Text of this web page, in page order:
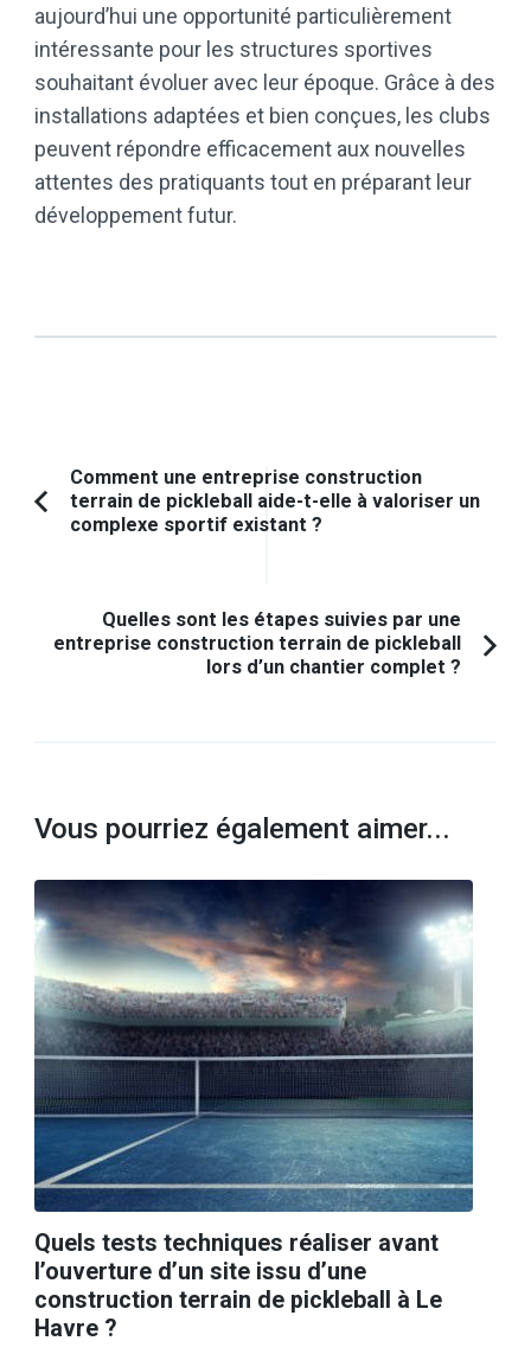
aujourd’hui une opportunité particulièrement
intéressante pour les structures sportives
souhaitant évoluer avec leur époque. Grâce à des
installations adaptées et bien conçues, les clubs
peuvent répondre efficacement aux nouvelles
attentes des pratiquants tout en préparant leur
développement futur.
Navigation
d'article
Article
Comment une entreprise construction
terrain de pickleball aide-t-elle à valoriser un
complexe sportif existant ?
Quelles sont les étapes suivies par une
entreprise construction terrain de pickleball
lors d’un chantier complet ?
Vous pourriez également aimer...
Quels tests techniques réaliser avant
l’ouverture d’un site issu d’une
construction terrain de pickleball à Le
Havre ?